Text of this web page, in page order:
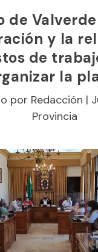
de
y la
de
la
por Redacción |
Provincia